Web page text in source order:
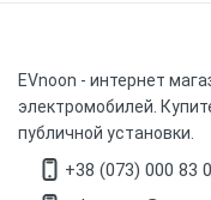
EVnoon - интернет
электромобилей.
публичной установки.
+38 (073) 000 83